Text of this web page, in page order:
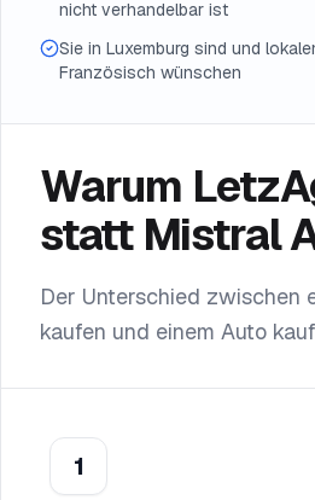
nicht verhandelbar ist
Sie in Luxemburg sind und
Französisch wünschen
Warum
statt Mistral
Der Unterschied zwischen
kaufen und einem Auto
1